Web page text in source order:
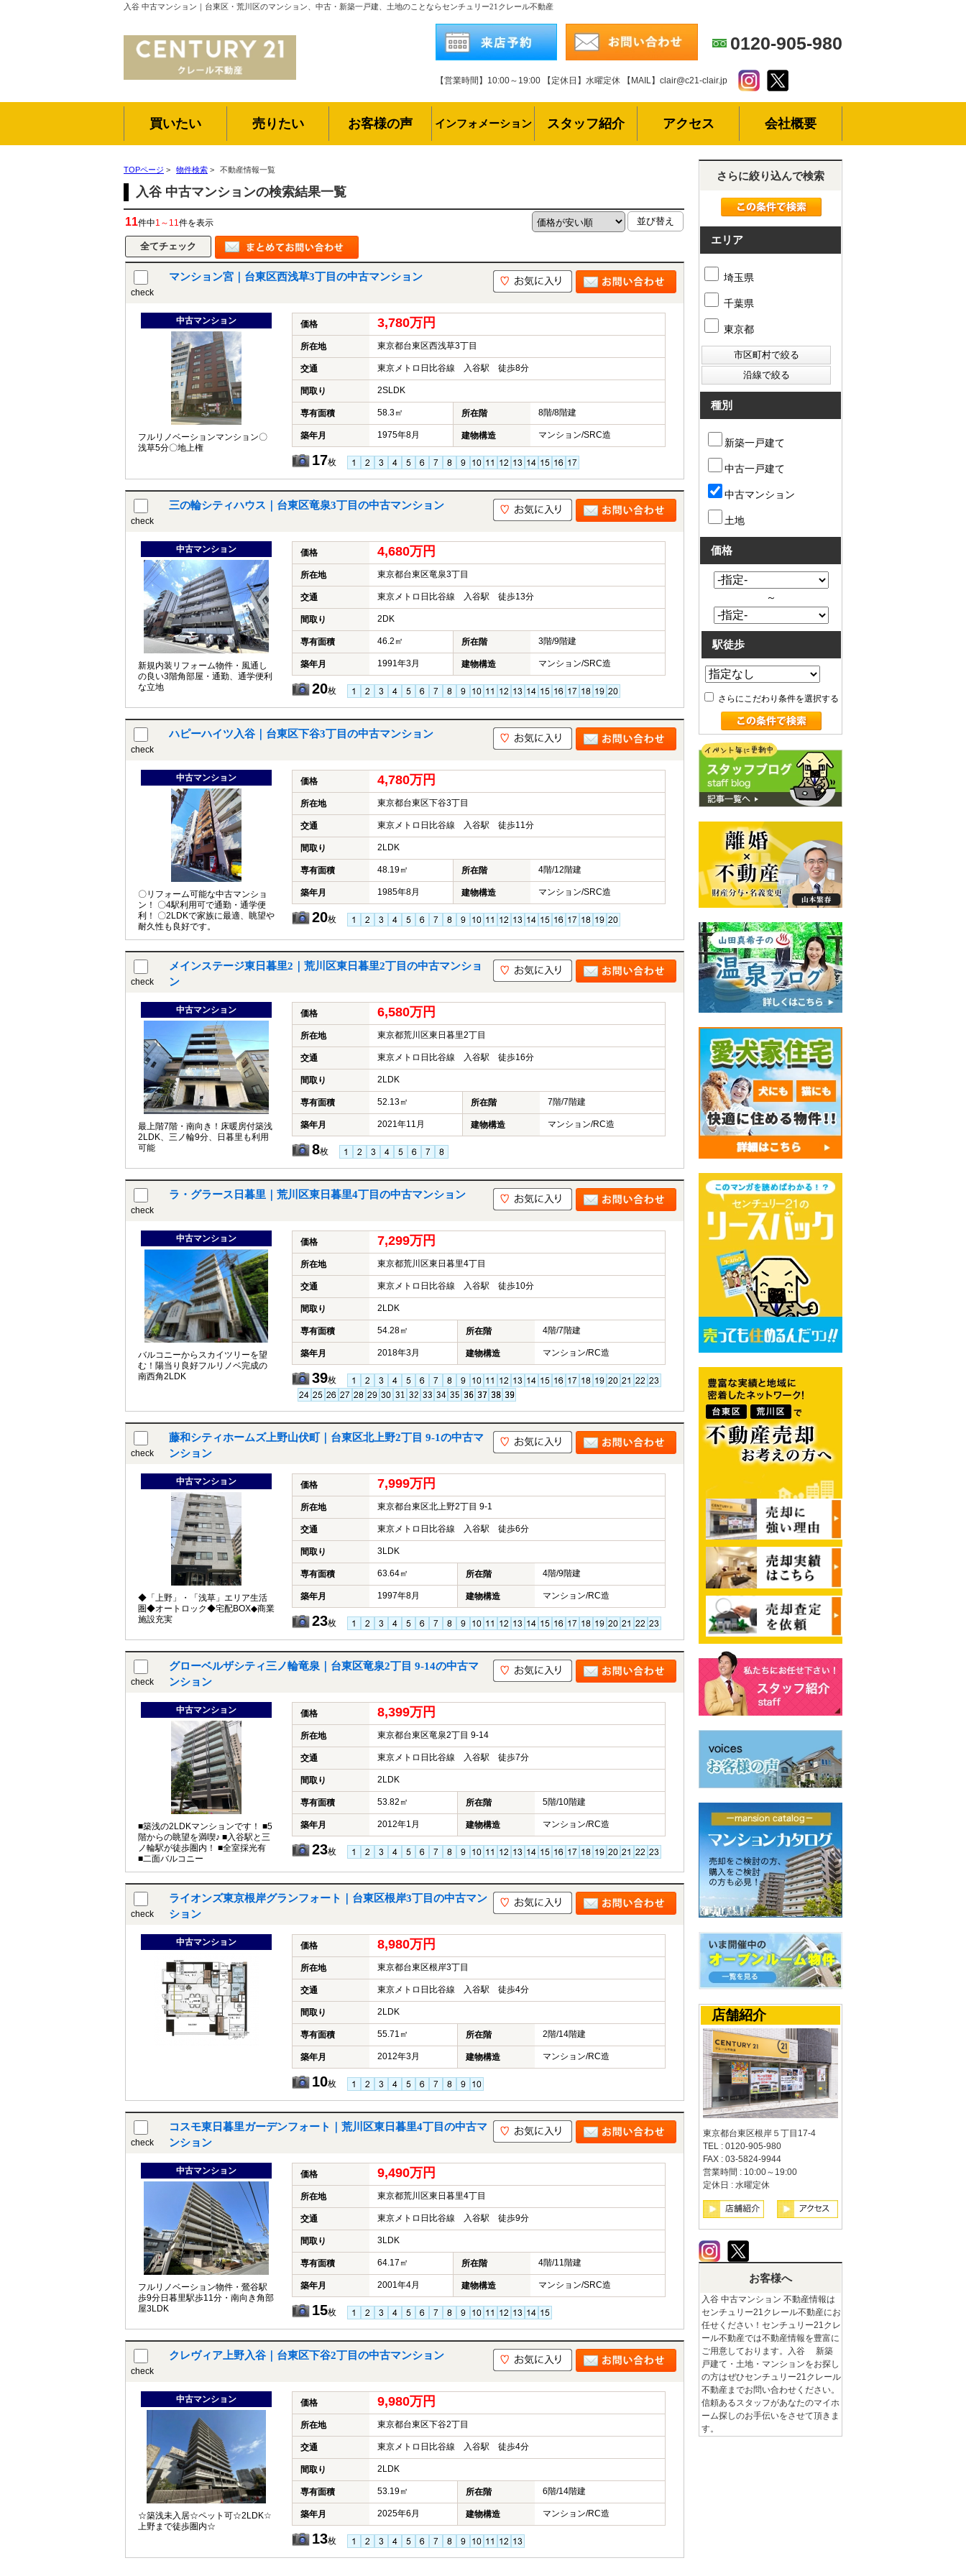
入谷 中古マンション｜台東区・荒川区のマンション、中古・新築一戸建、土地のことならセンチュリー21クレール不動産
0120-905-980
【営業時間】10:00～19:00 【定休日】水曜定休 【MAIL】clair@c21-clair.jp
買いたい 売りたい お客様の声 インフォメーション スタッフ紹介 アクセス 会社概要
TOPページ > 物件検索 > 不動産情報一覧
入谷 中古マンションの検索結果一覧
11件中1～11件を表示
check
マンション宮｜台東区西浅草3丁目の中古マンション
中古マンション
フルリノベーションマンション〇
浅草5分〇地上権
価格 3,780万円
所在地 東京都台東区西浅草3丁目
交通 東京メトロ日比谷線 入谷駅 徒歩8分
間取り 2SLDK
専有面積 58.3㎡ 所在階 8階/8階建
築年月 1975年8月 建物構造 マンション/SRC造
17枚
check
三の輪シティハウス｜台東区竜泉3丁目の中古マンション
中古マンション
新規内装リフォーム物件・風通し
の良い3階角部屋・通勤、通学便利
な立地
価格 4,680万円
所在地 東京都台東区竜泉3丁目
交通 東京メトロ日比谷線 入谷駅 徒歩13分
間取り 2DK
専有面積 46.2㎡ 所在階 3階/9階建
築年月 1991年3月 建物構造 マンション/SRC造
20枚
check
ハピーハイツ入谷｜台東区下谷3丁目の中古マンション
中古マンション
〇リフォーム可能な中古マンショ
ン！ 〇4駅利用可で通勤・通学便
利！ 〇2LDKで家族に最適、眺望や
耐久性も良好です。
価格 4,780万円
所在地 東京都台東区下谷3丁目
交通 東京メトロ日比谷線 入谷駅 徒歩11分
間取り 2LDK
専有面積 48.19㎡ 所在階 4階/12階建
築年月 1985年8月 建物構造 マンション/SRC造
20枚
check
メインステージ東日暮里2｜荒川区東日暮里2丁目の中古マンショ
ン
中古マンション
最上階7階・南向き！床暖房付築浅
2LDK、三ノ輪9分、日暮里も利用
可能
価格 6,580万円
所在地 東京都荒川区東日暮里2丁目
交通 東京メトロ日比谷線 入谷駅 徒歩16分
間取り 2LDK
専有面積 52.13㎡ 所在階 7階/7階建
築年月 2021年11月 建物構造 マンション/RC造
8枚
check
ラ・グラース日暮里｜荒川区東日暮里4丁目の中古マンション
中古マンション
バルコニーからスカイツリーを望
む！陽当り良好フルリノベ完成の
南西角2LDK
価格 7,299万円
所在地 東京都荒川区東日暮里4丁目
交通 東京メトロ日比谷線 入谷駅 徒歩10分
間取り 2LDK
専有面積 54.28㎡ 所在階 4階/7階建
築年月 2018年3月 建物構造 マンション/RC造
39枚
check
藤和シティホームズ上野山伏町｜台東区北上野2丁目 9-1の中古マ
ンション
中古マンション
◆「上野」・「浅草」エリア生活
圏◆オートロック◆宅配BOX◆商業
施設充実
価格 7,999万円
所在地 東京都台東区北上野2丁目 9-1
交通 東京メトロ日比谷線 入谷駅 徒歩6分
間取り 3LDK
専有面積 63.64㎡ 所在階 4階/9階建
築年月 1997年8月 建物構造 マンション/RC造
23枚
check
グローベルザシティ三ノ輪竜泉｜台東区竜泉2丁目 9-14の中古マ
ンション
中古マンション
■築浅の2LDKマンションです！ ■5
階からの眺望を満喫♪ ■入谷駅と三
ノ輪駅が徒歩圏内！ ■全室採光有
■二面バルコニー
価格 8,399万円
所在地 東京都台東区竜泉2丁目 9-14
交通 東京メトロ日比谷線 入谷駅 徒歩7分
間取り 2LDK
専有面積 53.82㎡ 所在階 5階/10階建
築年月 2012年1月 建物構造 マンション/RC造
23枚
check
ライオンズ東京根岸グランフォート｜台東区根岸3丁目の中古マン
ション
中古マンション 価格 8,980万円
所在地 東京都台東区根岸3丁目
交通 東京メトロ日比谷線 入谷駅 徒歩4分
間取り 2LDK
専有面積 55.71㎡ 所在階 2階/14階建
築年月 2012年3月 建物構造 マンション/RC造
10枚
check
コスモ東日暮里ガーデンフォート｜荒川区東日暮里4丁目の中古マ
ンション
中古マンション
フルリノベーション物件・鶯谷駅
歩9分日暮里駅歩11分・南向き角部
屋3LDK
価格 9,490万円
所在地 東京都荒川区東日暮里4丁目
交通 東京メトロ日比谷線 入谷駅 徒歩9分
間取り 3LDK
専有面積 64.17㎡ 所在階 4階/11階建
築年月 2001年4月 建物構造 マンション/SRC造
15枚
check
クレヴィア上野入谷｜台東区下谷2丁目の中古マンション
中古マンション
☆築浅未入居☆ペット可☆2LDK☆
上野まで徒歩圏内☆
価格 9,980万円
所在地 東京都台東区下谷2丁目
交通 東京メトロ日比谷線 入谷駅 徒歩4分
間取り 2LDK
専有面積 53.19㎡ 所在階 6階/14階建
築年月 2025年6月 建物構造 マンション/RC造
13枚
さらに絞り込んで検索
エリア
埼玉県
千葉県
東京都
種別
新築一戸建て
中古一戸建て
中古マンション
土地
価格
～
駅徒歩
さらにこだわり条件を選択する
店舗紹介
東京都台東区根岸５丁目17-4
TEL : 0120-905-980
FAX : 03-5824-9944
営業時間 : 10:00～19:00
定休日 : 水曜定休
お客様へ
入谷 中古マンション 不動産情報は
センチュリー21クレール不動産にお
任せください！センチュリー21クレ
ール不動産では不動産情報を豊富に
ご用意しております。入谷 新築
戸建て・土地・マンションをお探し
の方はぜひセンチュリー21クレール
不動産までお問い合わせください。
信頼あるスタッフがあなたのマイホ
ーム探しのお手伝いをさせて頂きま
す。